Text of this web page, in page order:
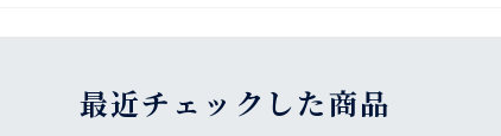
最近チェックした商品